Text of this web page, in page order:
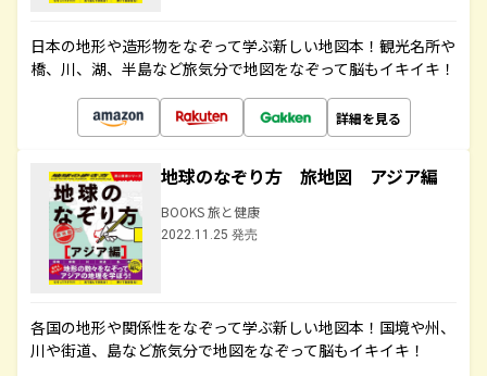
日本の地形や造形物をなぞって学ぶ新しい地図本！観光名所や
橋、川、湖、半島など旅気分で地図をなぞって脳もイキイキ！
詳細を見る
地球のなぞり方 旅地図 アジア編
BOOKS 旅と健康
2022.11.25 発売
各国の地形や関係性をなぞって学ぶ新しい地図本！国境や州、
川や街道、島など旅気分で地図をなぞって脳もイキイキ！